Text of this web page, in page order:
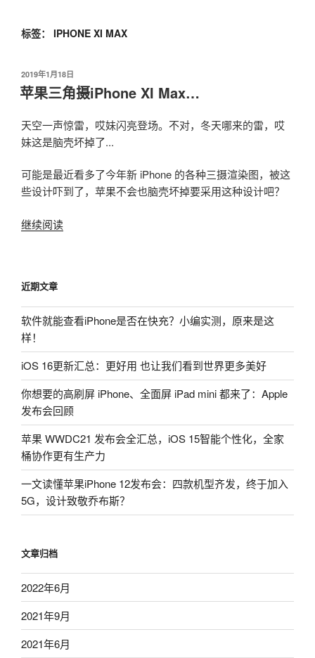
标签： IPHONE XI MAX
发
布
于
2019年1月18日
苹果三角摄iPhone XI Max…
天空一声惊雷，哎妹闪亮登场。不对，冬天哪来的雷，哎
妹这是脑壳坏掉了...
可能是最近看多了今年新 iPhone 的各种三摄渲染图，被这
些设计吓到了，苹果不会也脑壳坏掉要采用这种设计吧？
继续阅读
iPhone
XI
近期文章
软件就能查看iPhone是否在快充？小编实测，原来是这
样！
iOS 16更新汇总：更好用 也让我们看到世界更多美好
你想要的高刷屏 iPhone、全面屏 iPad mini 都来了：Apple
发布会回顾
苹果 WWDC21 发布会全汇总，iOS 15智能个性化，全家
桶协作更有生产力
一文读懂苹果iPhone 12发布会：四款机型齐发，终于加入
5G，设计致敬乔布斯？
文章归档
2022年6月
2021年9月
2021年6月